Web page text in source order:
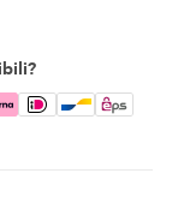
Pay, Google